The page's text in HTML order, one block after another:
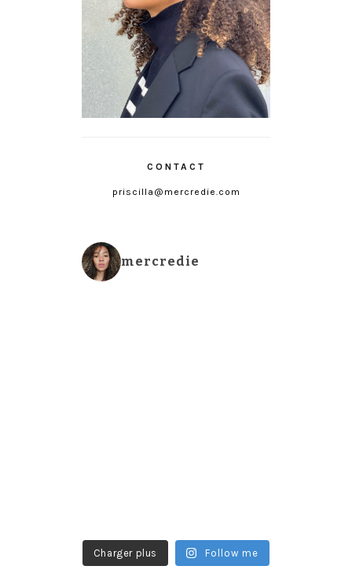
CONTACT
priscilla@mercredie.com
mercredie
Charger plus Follow me